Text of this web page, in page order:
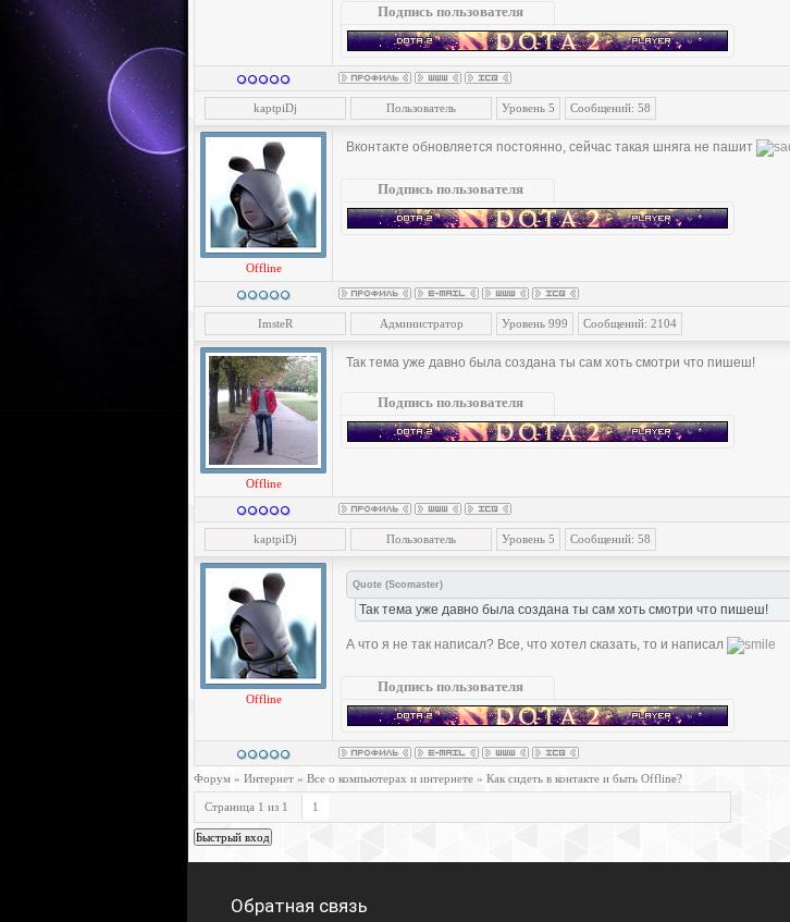
Подпись пользователя
kaptpiDj Пользователь Уровень 5 Сообщений: 58
Offline
Вконтакте обновляется постоянно, сейчас такая шняга не пашит
Подпись пользователя
ImsteR Администратор Уровень 999 Сообщений: 2104
Offline
Так тема уже давно была создана ты сам хоть смотри что пишеш!
Подпись пользователя
kaptpiDj Пользователь Уровень 5 Сообщений: 58
Offline
Quote (Scomaster)
Так тема уже давно была создана ты сам хоть смотри что пишеш!
А что я не так написал? Все, что хотел сказать, то и написал
Подпись пользователя
Форум » Интернет » Все о компьютерах и интернете » Как сидеть в контакте и быть Offline?
Страница 1 из 1 1
Обратная связь